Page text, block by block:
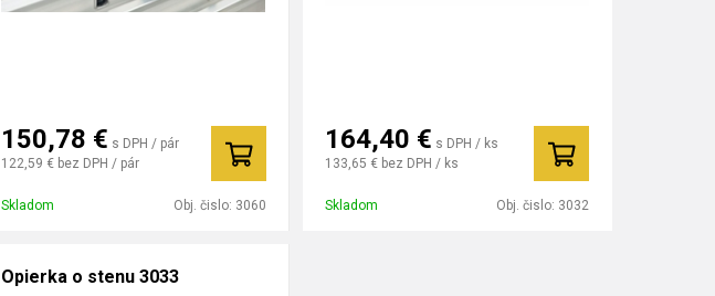
150,78 € s DPH / pár
122,59 € bez DPH / pár
Skladom Obj. čislo: 3060
164,40 € s DPH / ks
133,65 € bez DPH / ks
Skladom Obj. čislo: 3032
Opierka o stenu 3033